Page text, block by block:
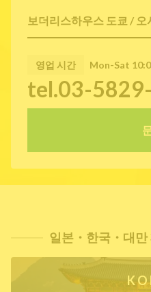
보더리스하우스 도쿄 /
영업 시간 Mon-Sat
tel.03-
일본・한국・대